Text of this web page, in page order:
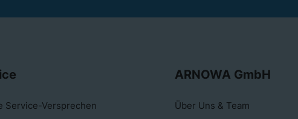
Service-Versprechen
ARNOWA GmbH
Über Uns & Team